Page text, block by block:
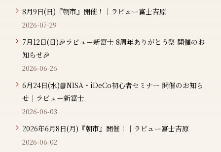
8月9日(日)『朝市』開催！｜ラビュー富士吉原
2026-07-29
7月12日(日)🎉ラビュー新富士 8周年ありがとう祭 開催のお
知らせ🎉
2026-06-26
6月24日(水)📘NISA・iDeCo初心者セミナー 開催のお知ら
せ｜ラビュー新富士
2026-06-03
2026年6月8日(月)『朝市』開催！｜ラビュー富士吉原
2026-06-02